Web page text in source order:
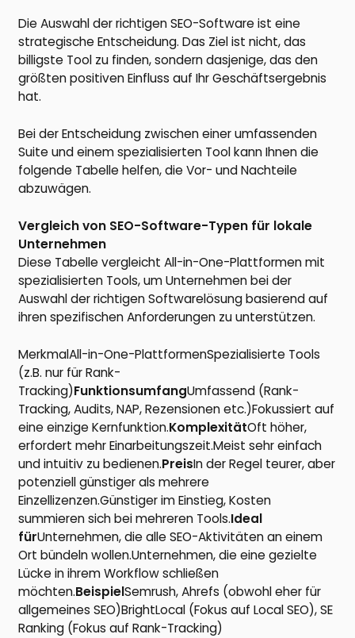
Die Auswahl der richtigen SEO-Software ist eine
strategische Entscheidung. Das Ziel ist nicht, das
billigste Tool zu finden, sondern dasjenige, das den
größten positiven Einfluss auf Ihr Geschäftsergebnis
hat.
Bei der Entscheidung zwischen einer umfassenden
Suite und einem spezialisierten Tool kann Ihnen die
folgende Tabelle helfen, die Vor- und Nachteile
abzuwägen.
Vergleich von SEO-Software-Typen für lokale
Unternehmen
Diese Tabelle vergleicht All-in-One-Plattformen mit
spezialisierten Tools, um Unternehmen bei der
Auswahl der richtigen Softwarelösung basierend auf
ihren spezifischen Anforderungen zu unterstützen.
MerkmalAll-in-One-PlattformenSpezialisierte Tools
(z.B. nur für Rank-
Tracking)FunktionsumfangUmfassend (Rank-
Tracking, Audits, NAP, Rezensionen etc.)Fokussiert auf
eine einzige Kernfunktion.KomplexitätOft höher,
erfordert mehr Einarbeitungszeit.Meist sehr einfach
und intuitiv zu bedienen.PreisIn der Regel teurer, aber
potenziell günstiger als mehrere
Einzellizenzen.Günstiger im Einstieg, Kosten
summieren sich bei mehreren Tools.Ideal
fürUnternehmen, die alle SEO-Aktivitäten an einem
Ort bündeln wollen.Unternehmen, die eine gezielte
Lücke in ihrem Workflow schließen
möchten.BeispielSemrush, Ahrefs (obwohl eher für
allgemeines SEO)BrightLocal (Fokus auf Local SEO), SE
Ranking (Fokus auf Rank-Tracking)